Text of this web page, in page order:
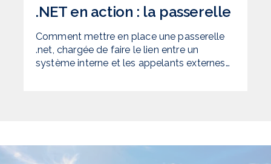
.NET en action : la passerelle
Comment mettre en place une passerelle
.net, chargée de faire le lien entre un
système interne et les appelants externes…